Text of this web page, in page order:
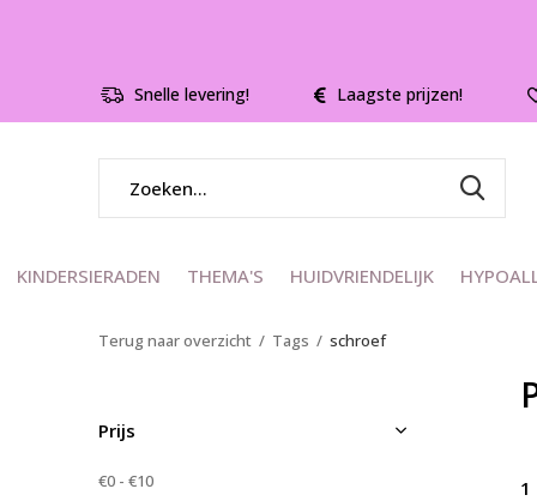
KINDERSIERADEN THEMA'S HUIDVRIENDELIJK
Snelle levering! Laagste prijzen!
Terug naar overzicht Tags schroef
1
Prijs
€0 - €10